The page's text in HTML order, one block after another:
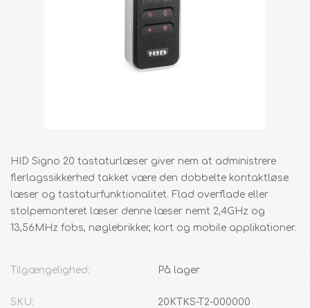
HID Signo 20 tastaturlæser giver nem at administrere
flerlagssikkerhed takket være den dobbelte kontaktløse
læser og tastaturfunktionalitet. Flad overflade eller
stolpemonteret læser denne læser nemt 2,4GHz og
13,56MHz fobs, nøglebrikker, kort og mobile applikationer.
Tilgængelighed: På lager
SKU: 20KTKS-T2-000000